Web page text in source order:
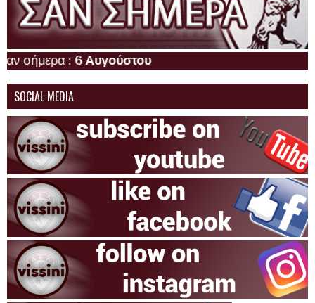
:6 Αυγούστου
SOCIAL MEDIA